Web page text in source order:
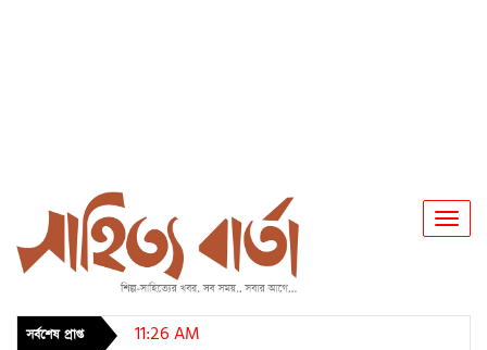
সর্বশেষ প্রাপ্ত 11:26 AM